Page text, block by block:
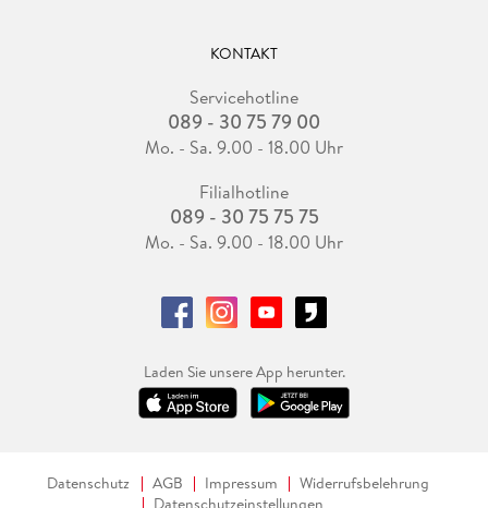
KONTAKT
Servicehotline
089 - 30 75 79 00
Mo. - Sa. 9.00 - 18.00 Uhr
Filialhotline
089 - 30 75 75 75
Mo. - Sa. 9.00 - 18.00 Uhr
Laden Sie unsere App herunter.
Datenschutz AGB Impressum
Widerrufsbelehrung
Datenschutzeinstellungen